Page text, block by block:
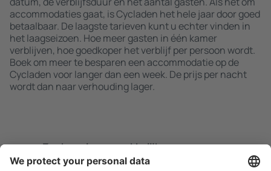
accommodaties gaat, is Cycladen het hele jaar door goed
betaalbaar. De laagste tarieven kunt u echter vinden in
het laagseizoen. Hoe meer gasten in één kamer
verblijven, hoe goedkoper het verblijf per persoon wordt.
Boek om meer te besparen een accommodatie op de
Cycladen voor langer dan een week. De prijs per nacht
wordt dan naar verhouding lager.
Zoek snel en gemakkelijk
Aanbieding afgestemd op uw verwachtingen.